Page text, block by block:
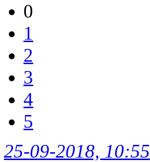
0
1
2
3
4
5
25-09-2018, 10:55